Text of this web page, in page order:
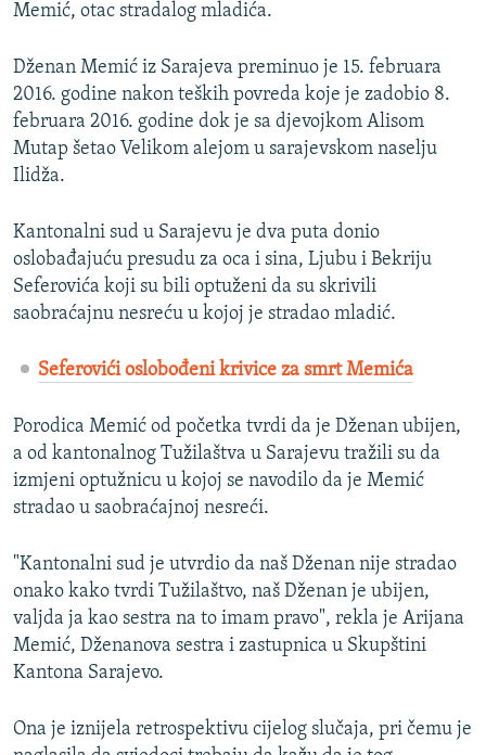
Memić, otac stradalog mladića.
Dženan Memić iz Sarajeva preminuo je 15. februara
2016. godine nakon teških povreda koje je zadobio 8.
februara 2016. godine dok je sa djevojkom Alisom
Mutap šetao Velikom alejom u sarajevskom naselju
Ilidža.
Kantonalni sud u Sarajevu je dva puta donio
oslobađajuću presudu za oca i sina, Ljubu i Bekriju
Seferovića koji su bili optuženi da su skrivili
saobraćajnu nesreću u kojoj je stradao mladić.
Seferovići oslobođeni krivice za smrt Memića
Porodica Memić od početka tvrdi da je Dženan ubijen,
a od kantonalnog Tužilaštva u Sarajevu tražili su da
izmjeni optužnicu u kojoj se navodilo da je Memić
stradao u saobraćajnoj nesreći.
"Kantonalni sud je utvrdio da naš Dženan nije stradao
onako kako tvrdi Tužilaštvo, naš Dženan je ubijen,
valjda ja kao sestra na to imam pravo", rekla je Arijana
Memić, Dženanova sestra i zastupnica u Skupštini
Kantona Sarajevo.
Ona je iznijela retrospektivu cijelog slučaja, pri čemu je